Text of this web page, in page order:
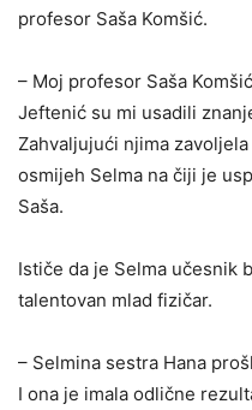
profesor Saša Komšić.
– Moj profesor Saša
Jeftenić su mi usadili
Zahvaljujući njima
osmijeh Selma na čiji je
Saša.
Ističe da je Selma učesnik
talentovan mlad fizičar.
– Selmina sestra Hana
I ona je imala odlične